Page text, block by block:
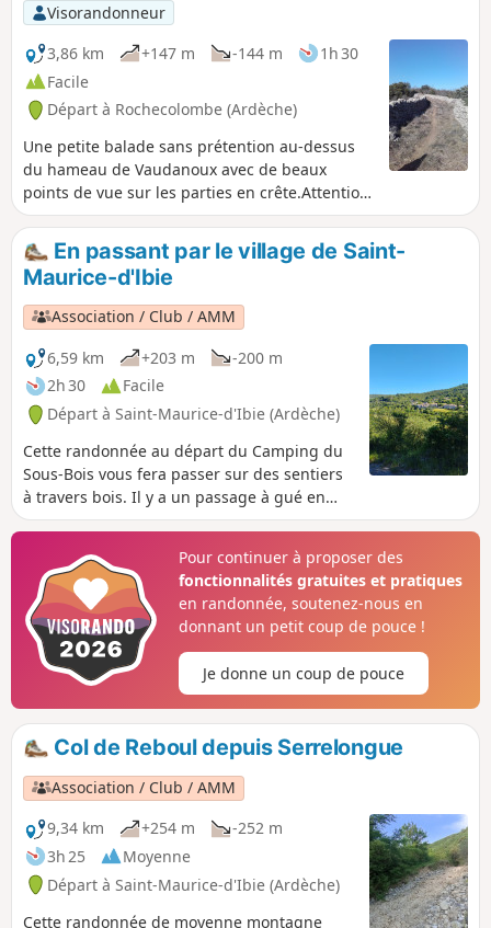
Visorandonneur
3,86 km
+147 m -144 m
1h 30
Facile
Départ à Rochecolombe (Ardèche)
Une petite balade sans prétention au-dessus
du hameau de Vaudanoux avec de beaux
points de vue sur les parties en crête.Attention
pour ceux qui aiment être bien guidés, ce
circuit n'est pas balisé et certains sentiers sont
peu visibles.Carte et application gps
recommandées.
En passant par le village de Saint-
Maurice-d'Ibie
Association / Club / AMM
6,59 km
+203 m
-200 m
2h 30
Facile
Départ à Saint-Maurice-d'Ibie (Ardèche)
Cette randonnée au départ du Camping du
Sous-Bois vous fera passer sur des sentiers
à travers bois. Il y a un passage à gué en
traversant le village. Le chemin reprend
cueillir du thym sauvage et de la sauge.
Pour continuer à proposer des
fonctionnalités gratuites et pratiques
en randonnée, soutenez-nous en
donnant un petit coup de pouce !
Je donne un coup de pouce
Col de Reboul depuis Serrelongue
Association / Club / AMM
9,34 km
+254 m
-252 m
3h 25
Moyenne
Départ à Saint-Maurice-d'Ibie (Ardèche)
Cette randonnée de moyenne montagne